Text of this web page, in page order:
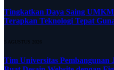
Tingkatkan Daya Saing
Terapkan Teknologi Tepat
5 AGUSTUS 2026
Tim Universitas Pembangunan